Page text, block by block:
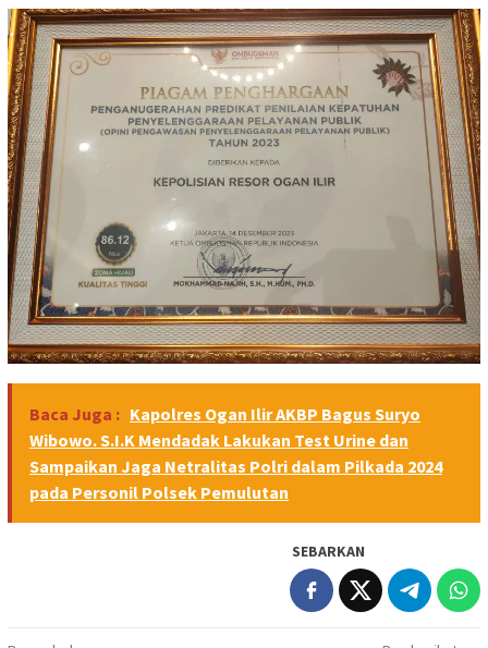
Baca Juga : Kapolres Ogan Ilir AKBP Bagus Suryo
Wibowo. S.I.K Mendadak Lakukan Test Urine dan
Sampaikan Jaga Netralitas Polri dalam Pilkada 2024
pada Personil Polsek Pemulutan
SEBARKAN